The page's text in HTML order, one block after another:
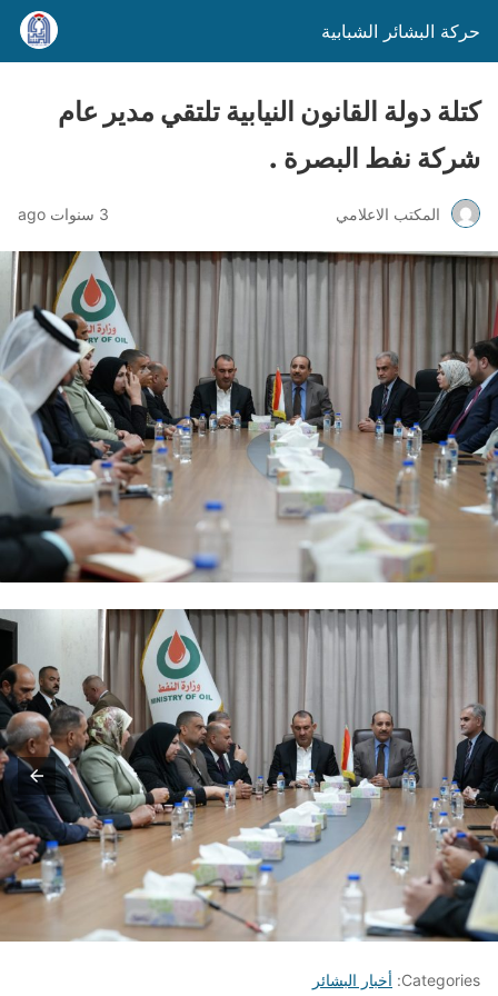
حركة البشائر الشبابية
كتلة دولة القانون النيابية تلتقي مدير عام
شركة نفط البصرة .
المكتب الاعلامي 3 سنوات ago
Categories: أخبار البشائر